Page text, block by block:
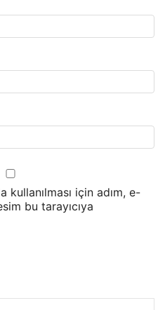
kullanılması için adım, e-
bu tarayıcıya